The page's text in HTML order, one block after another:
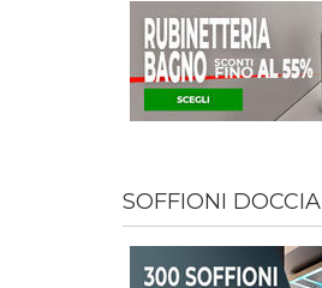
SOFFIONI DOCCIA